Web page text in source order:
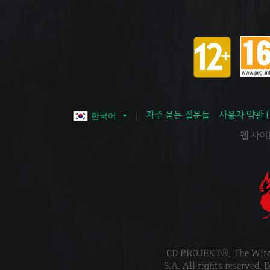
한국어 자주 묻는 질문들
사용자 약관
웹 사
CD PROJEKT®, The
S.A. All rights reserved.